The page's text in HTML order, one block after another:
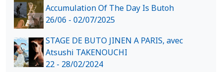
Accumulation Of The Day Is Butoh
26/06 - 02/07/2025
STAGE DE BUTO JINEN A PARIS, avec
Atsushi TAKENOUCHI
22 - 28/02/2024